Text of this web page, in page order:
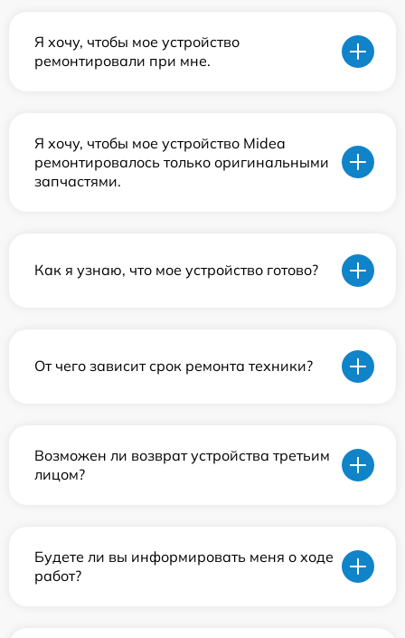
Я хочу, чтобы мое устройство
ремонтировали при мне.
Я хочу, чтобы мое устройство Midea
ремонтировалось только оригинальными
запчастями.
Как я узнаю, что мое устройство готово?
От чего зависит срок ремонта техники?
Возможен ли возврат устройства третьим
лицом?
Будете ли вы информировать меня о ходе
работ?